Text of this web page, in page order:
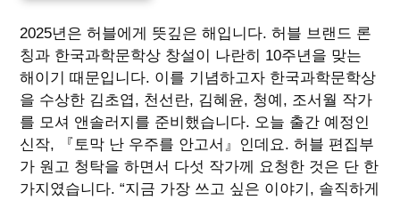
2025년은 허블에게 뜻깊은 해입니다. 허블 브랜드 론
칭과 한국과학문학상 창설이 나란히 10주년을 맞는
해이기 때문입니다. 이를 기념하고자 한국과학문학상
을 수상한 김초엽, 천선란, 김혜윤, 청예, 조서월 작가
를 모셔 앤솔러지를 준비했습니다. 오늘 출간 예정인
신작, 『토막 난 우주를 안고서』인데요. 허블 편집부
가 원고 청탁을 하면서 다섯 작가께 요청한 것은 단 한
가지였습니다. “지금 가장 쓰고 싶은 이야기, 솔직하게